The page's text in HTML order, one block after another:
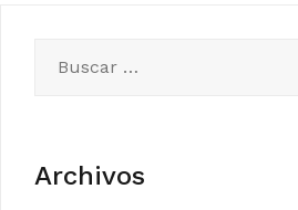
entradas
Archivos